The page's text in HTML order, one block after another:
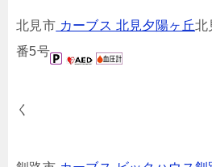
北見市 カーブス 北見夕陽ヶ丘北
番5号
く